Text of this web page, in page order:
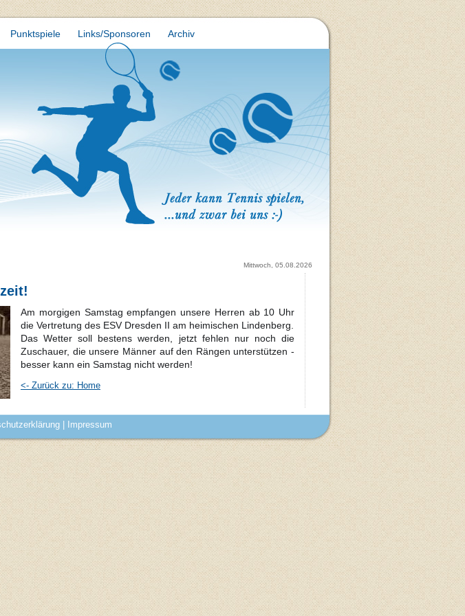
Punktspiele Links/Sponsoren Archiv
Mittwoch, 05.08.2026
Am morgigen Samstag empfangen unsere Herren ab 10 Uhr
die Vertretung des ESV Dresden II am heimischen Lindenberg.
Das Wetter soll bestens werden, jetzt fehlen nur noch die
Zuschauer, die unsere Männer auf den Rängen unterstützen -
besser kann ein Samstag nicht werden!
<- Zurück zu: Home
| Impressum